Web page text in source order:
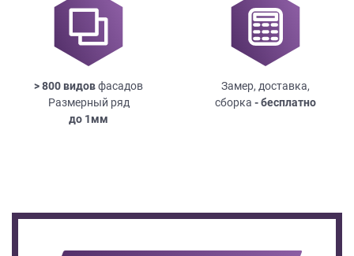
> 800 видовфасадов
Размерный ряд
до 1мм
Замер, доставка,
сборка - бесплатно